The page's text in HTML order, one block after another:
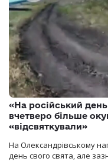
«На російський
вчетверо більше
«відсвяткували»
На Олександрівському
день свого свята, але